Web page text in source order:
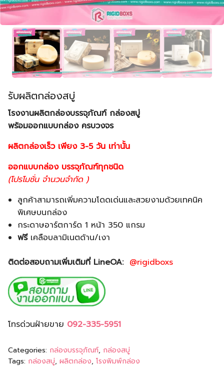
รับผลิตกล่องสบู่
โรงงานผลิตกล่องบรรจุภัณฑ์ กล่องสบู่
พร้อมออกแบบกล่อง ครบวงจร
ผลิตกล่องเร็ว เพียง 3-5 วัน เท่านั้น
ออกแบบกล่อง บรรจุภัณฑ์ทุกชนิด
(โปรโมชั่น จำนวนจำกัด )
ลูกค้าสามารถเพิ่มความโดดเด่นและสวยงามด้วยเทคนิค
พิเศษบนกล่อง
กระดาษอาร์ตการ์ด 1 หน้า 350 แกรม
ฟรีเคลือบลามิเนตด้าน/เงา
ติดต่อสอบถามเพิ่มเติมที่ LineOA: @rigidboxs
โทรด่วนฝ่ายขาย 092-335-5951
Categories: กล่องบรรจุภัณฑ์, กล่องสบู่
Tags: กล่องสบู่, ผลิตกล่อง, โรงพิมพ์กล่อง